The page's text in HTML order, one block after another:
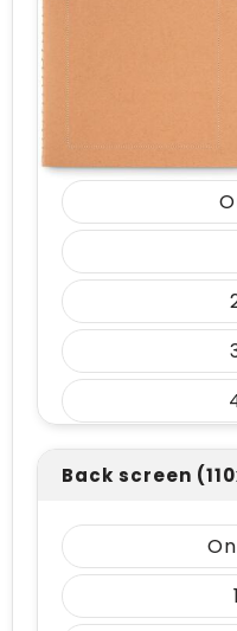
Back screen
1